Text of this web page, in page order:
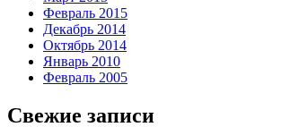
Февраль 2015
Декабрь 2014
Октябрь 2014
Январь 2010
Февраль 2005
Свежие записи